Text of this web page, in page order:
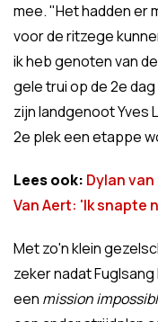
mee. "Het hadden er
voor de ritzege
ik heb genoten van
gele trui op de 2e
zijn landgenoot Yves
2e plek een etappe
Lees ook: Dylan
Van Aert: 'Ik snapte
Met zo'n klein
zeker nadat
een mission